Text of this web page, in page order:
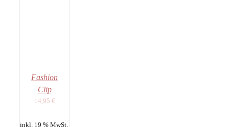
Fashion
Clip
14,95 €
inkl. 19 % MwSt.